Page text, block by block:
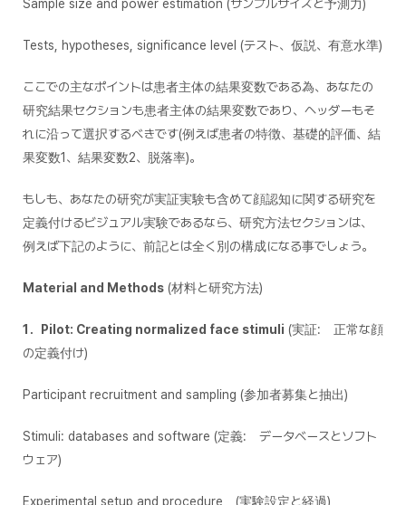
Sample size and power estimation (サンプルサイズと予測力)
Tests, hypotheses, significance level (テスト、仮説、有意水準)
ここでの主なポイントは患者主体の結果変数である為、あなたの
研究結果セクションも患者主体の結果変数であり、ヘッダーもそ
れに沿って選択するべきです(例えば患者の特徴、基礎的評価、結
果変数1、結果変数2、脱落率)。
もしも、あなたの研究が実証実験も含めて顔認知に関する研究を
定義付けるビジュアル実験であるなら、研究方法セクションは、
例えば下記のように、前記とは全く別の構成になる事でしょう。
Material and Methods (材料と研究方法)
1．Pilot: Creating normalized face stimuli (実証: 正常な顔
の定義付け)
Participant recruitment and sampling (参加者募集と抽出)
Stimuli: databases and software (定義: データベースとソフト
ウェア)
Experimental setup and procedure (実験設定と経過)